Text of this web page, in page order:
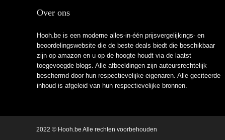
Over ons
Hooh.be is een moderne alles-in-één prijsvergelijkings- en
beoordelingswebsite die de beste deals biedt die beschikbaar
zijn op amazon en u op de hoogte houdt via de laatst
toegevoegde blogs. Alle afbeeldingen zijn auteursrechtelijk
beschermd door hun respectievelijke eigenaren. Alle geciteerde
inhoud is afgeleid van hun respectievelijke bronnen.
2022 © Hooh.be Alle rechten voorbehouden